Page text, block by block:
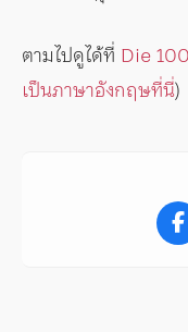
ตามไปดูได้ที่ Die
เป็นภาษาอังกฤษที่นี่)